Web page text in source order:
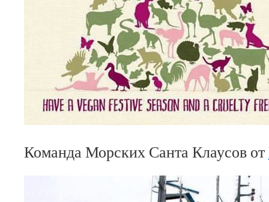
Команда Морских Санта Клаусов от